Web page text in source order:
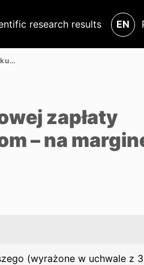
research results EN
Kara umowna z tytułu braku lub nieterminowej zapłaty wynagrodzenia należnego podwykonawcom – na marginesie uchwały SN z 30.6.2020 r., III CZP 67/19
zapłaty
– na
(wyrażone w uchwale z